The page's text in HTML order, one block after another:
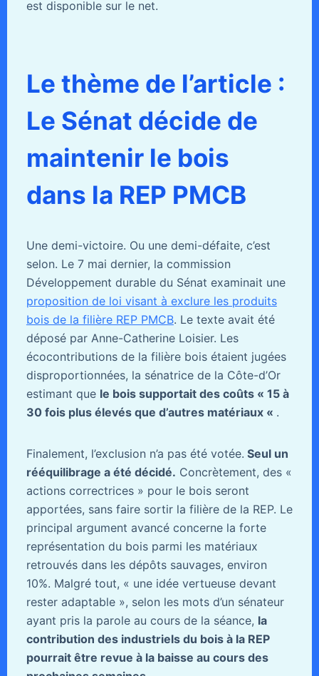
est disponible sur le net.
Le thème de l’article :
Le Sénat décide de
maintenir le bois
dans la REP PMCB
Une demi-victoire. Ou une demi-défaite, c’est
selon. Le 7 mai dernier, la commission
Développement durable du Sénat examinait une
proposition de loi visant à exclure les produits
bois de la filière REP PMCB. Le texte avait été
déposé par Anne-Catherine Loisier. Les
écocontributions de la filière bois étaient jugées
disproportionnées, la sénatrice de la Côte-d’Or
estimant que le bois supportait des coûts « 15 à
30 fois plus élevés que d’autres matériaux « .
Finalement, l’exclusion n’a pas été votée. Seul un
rééquilibrage a été décidé. Concrètement, des «
actions correctrices » pour le bois seront
apportées, sans faire sortir la filière de la REP. Le
principal argument avancé concerne la forte
représentation du bois parmi les matériaux
retrouvés dans les dépôts sauvages, environ
10%. Malgré tout, « une idée vertueuse devant
rester adaptable », selon les mots d’un sénateur
ayant pris la parole au cours de la séance, la
contribution des industriels du bois à la REP
pourrait être revue à la baisse au cours des